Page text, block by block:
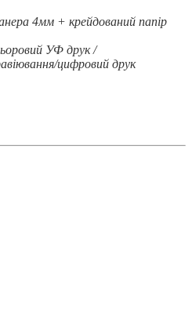
4мм + крейдований папір
УФ друк /
цифровий друк